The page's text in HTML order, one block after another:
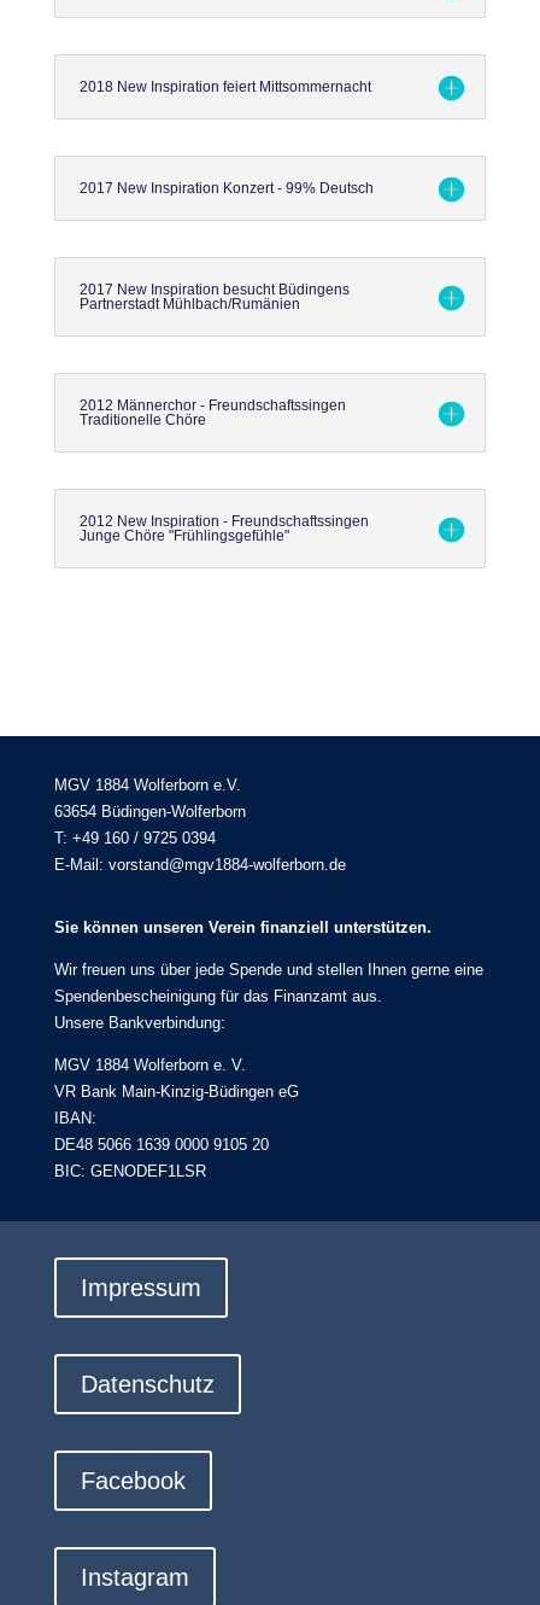
2018 New Inspiration feiert Mittsommernacht
2017 New Inspiration Konzert - 99% Deutsch
2017 New Inspiration besucht Büdingens
Partnerstadt Mühlbach/Rumänien
2012 Männerchor - Freundschaftssingen
Traditionelle Chöre
2012 New Inspiration - Freundschaftssingen
Junge Chöre "Frühlingsgefühle"
MGV 1884 Wolferborn e.V.
63654 Büdingen-Wolferborn
T: +49 160 / 9725 0394
E-Mail: vorstand@mgv1884-wolferborn.de
Sie können unseren Verein finanziell unterstützen.
Wir freuen uns über jede Spende und stellen Ihnen gerne eine
Spendenbescheinigung für das Finanzamt aus.
Unsere Bankverbindung:
MGV 1884 Wolferborn e. V.
VR Bank Main-Kinzig-Büdingen eG
IBAN:
DE48 5066 1639 0000 9105 20
BIC: GENODEF1LSR
Impressum
Datenschutz
Facebook
Instagram